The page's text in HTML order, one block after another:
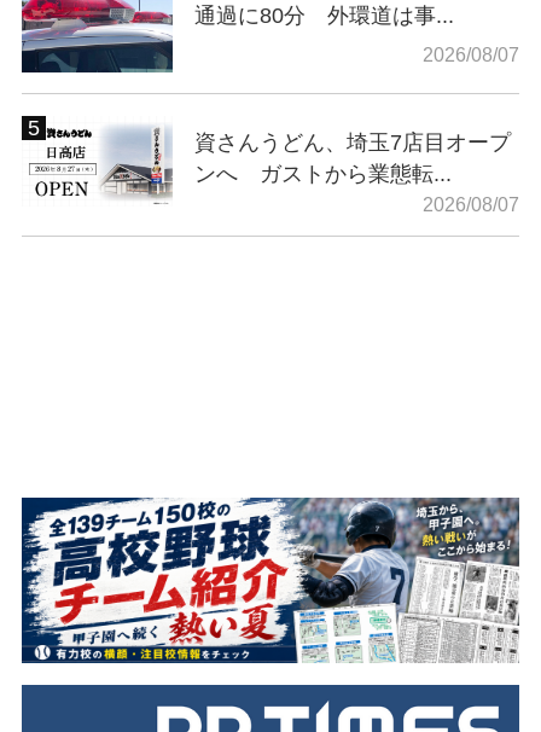
通過に80分 外環道は事...
2026/08/07
資さんうどん、埼玉7店目オープ
ンへ ガストから業態転...
2026/08/07